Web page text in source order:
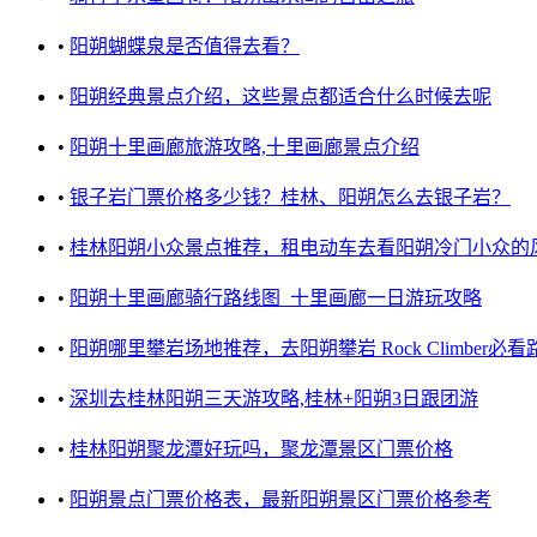
• 阳朔蝴蝶泉是否值得去看？
• 阳朔经典景点介绍，这些景点都适合什么时候去呢
• 阳朔十里画廊旅游攻略,十里画廊景点介绍
• 银子岩门票价格多少钱？桂林、阳朔怎么去银子岩？
• 桂林阳朔小众景点推荐，租电动车去看阳朔冷门小众的
• 阳朔十里画廊骑行路线图_十里画廊一日游玩攻略
• 阳朔哪里攀岩场地推荐，去阳朔攀岩 Rock Climber必看
• 深圳去桂林阳朔三天游攻略,桂林+阳朔3日跟团游
• 桂林阳朔聚龙潭好玩吗，聚龙潭景区门票价格
• 阳朔景点门票价格表，最新阳朔景区门票价格参考